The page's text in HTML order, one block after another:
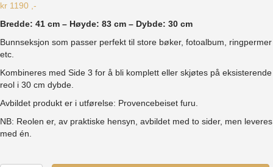
kr 1190 ,-
Bredde: 41 cm – Høyde: 83 cm – Dybde: 30 cm
Bunnseksjon som passer perfekt til store bøker, fotoalbum, ringpermer
etc.
Kombineres med Side 3 for å bli komplett eller skjøtes på eksisterende
reol i 30 cm dybde.
Avbildet produkt er i utførelse: Provencebeiset furu.
NB: Reolen er, av praktiske hensyn, avbildet med to sider, men leveres
med én.